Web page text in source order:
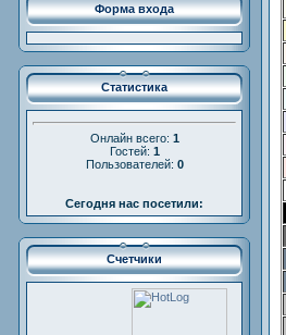
Форма входа
Статистика
Онлайн всего: 1
Гостей: 1
Пользователей: 0
Сегодня нас посетили:
Счетчики